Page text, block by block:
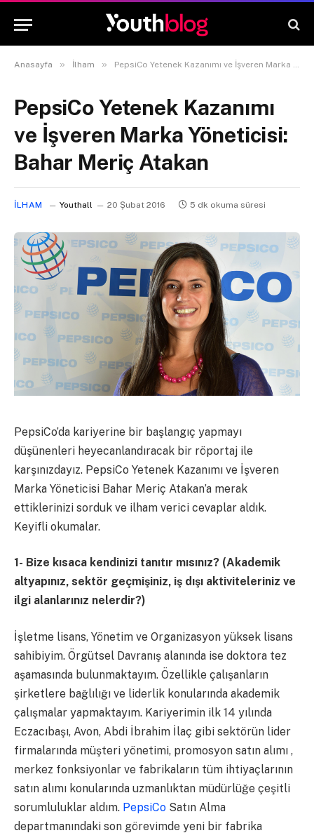
Anasayfa » İlham » PepsiCo Yetenek Kazanımı ve İşveren Marka Yöneticisi: Bahar Meriç Atakan
PepsiCo Yetenek Kazanımı
ve İşveren Marka Yöneticisi:
Bahar Meriç Atakan
İLHAM Youthall 20 Şubat 2016 5 dk okuma süresi
PepsiCo’da kariyerine bir başlangıç yapmayı
düşünenleri heyecanlandıracak bir röportaj ile
karşınızdayız. PepsiCo Yetenek Kazanımı ve İşveren
Marka Yöneticisi Bahar Meriç Atakan’a merak
ettiklerinizi sorduk ve ilham verici cevaplar aldık.
Keyifli okumalar.
1- Bize kısaca kendinizi tanıtır mısınız? (Akademik
altyapınız, sektör geçmişiniz, iş dışı aktiviteleriniz ve
ilgi alanlarınız nelerdir?)
İşletme lisans, Yönetim ve Organizasyon yüksek lisans
sahibiyim. Örgütsel Davranış alanında ise doktora tez
aşamasında bulunmaktayım. Özellikle çalışanların
şirketlere bağlılığı ve liderlik konularında akademik
çalışmalar yapmaktayım. Kariyerimin ilk 14 yılında
Eczacıbaşı, Avon, Abdi İbrahim İlaç gibi sektörün lider
firmalarında müşteri yönetimi, promosyon satın alımı ,
merkez fonksiyonlar ve fabrikaların tüm ihtiyaçlarının
satın alımı konularında uzmanlıktan müdürlüğe çeşitli
sorumluluklar aldım. PepsiCo Satın Alma
departmanındaki son görevimde yeni bir fabrika